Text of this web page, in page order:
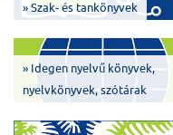
» Szak- és tankönyvek
» Idegen nyelvű könyvek,
nyelvkönyvek, szótárak